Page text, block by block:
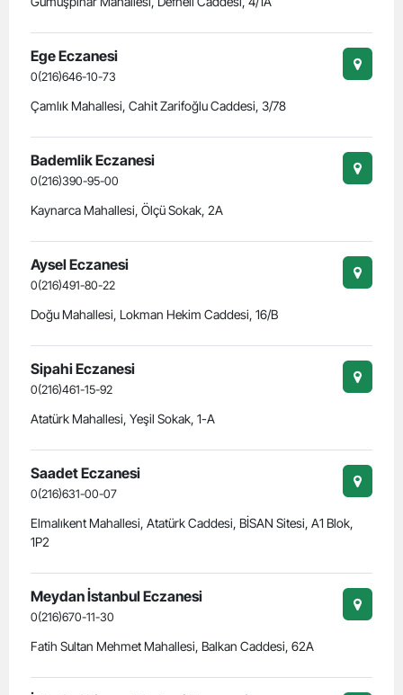
Ege Eczanesi
0(216)646-10-73
Çamlık Mahallesi, Cahit Zarifoğlu Caddesi, 3/78
Bademlik Eczanesi
0(216)390-95-00
Kaynarca Mahallesi, Ölçü Sokak, 2A
Aysel Eczanesi
0(216)491-80-22
Doğu Mahallesi, Lokman Hekim Caddesi, 16/B
Sipahi Eczanesi
0(216)461-15-92
Atatürk Mahallesi, Yeşil Sokak, 1-A
Saadet Eczanesi
0(216)631-00-07
Elmalıkent Mahallesi, Atatürk Caddesi, BİSAN Sitesi, A1 Blok,
1P2
Meydan İstanbul Eczanesi
0(216)670-11-30
Fatih Sultan Mehmet Mahallesi, Balkan Caddesi, 62A